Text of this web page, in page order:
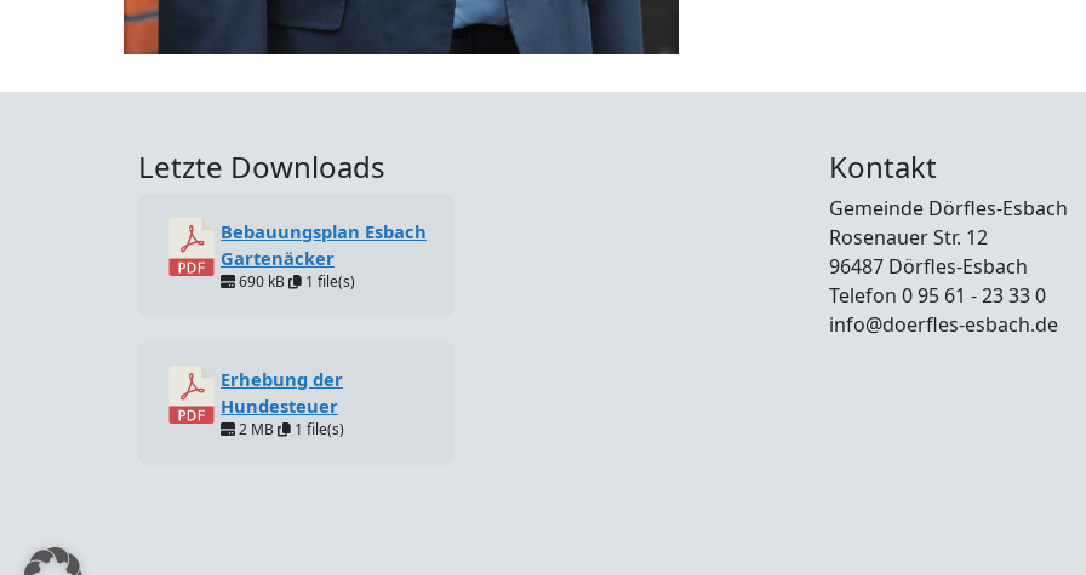
Letzte Downloads
Bebauungsplan Esbach
Gartenäcker
690 kB 1 file(s)
Erhebung der
Hundesteuer
2 MB 1 file(s)
Kontakt
Gemeinde Dörfles-Esbach
Rosenauer Str. 12
96487 Dörfles-Esbach
Telefon 0 95 61 - 23 33 0
info@doerfles-esbach.de